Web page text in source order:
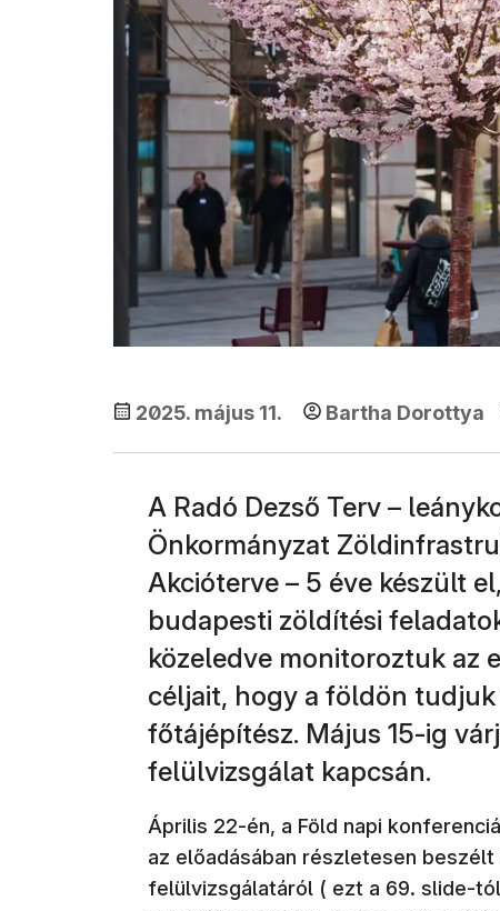
2025. május 11. Bartha Dorottya
A Radó Dezső Terv –
Önkormányzat
Akcióterve – 5 éve készült
budapesti zöldítési
közeledve monitoroztuk az
céljait, hogy a földön tudjuk
főtájépítész. Május 15-ig
felülvizsgálat kapcsán.
Április 22-én, a Föld napi
az előadásában részletesen beszélt
felülvizsgálatáról ( ezt a 69. slide-tól